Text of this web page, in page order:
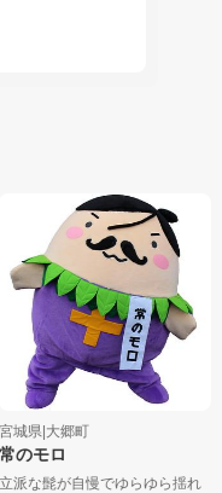
宮城県|大郷町
常のモロ
立派な髭が自慢でゆらゆら揺れ